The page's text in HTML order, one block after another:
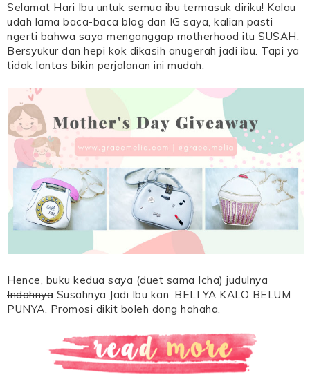
Selamat Hari Ibu untuk semua ibu termasuk diriku! Kalau
udah lama baca-baca blog dan IG saya, kalian pasti
ngerti bahwa saya menganggap motherhood itu SUSAH.
Bersyukur dan hepi kok dikasih anugerah jadi ibu. Tapi ya
tidak lantas bikin perjalanan ini mudah.
Hence, buku kedua saya (duet sama Icha) judulnya
Indahnya Susahnya Jadi Ibu kan. BELI YA KALO BELUM
PUNYA. Promosi dikit boleh dong hahaha.